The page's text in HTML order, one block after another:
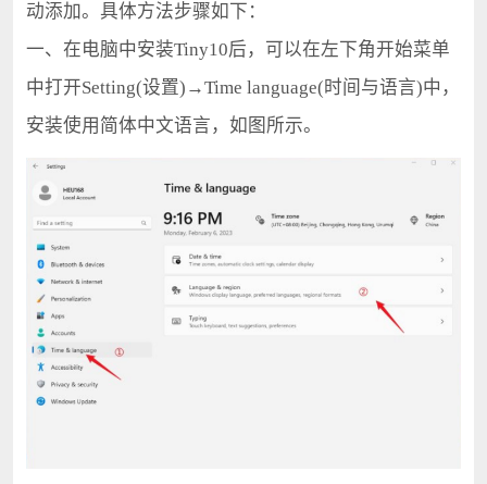
动添加。具体方法步骤如下：
一、在电脑中安装Tiny10后，可以在左下角开始菜单
中打开Setting(设置)→Time language(时间与语言)中，
安装使用简体中文语言，如图所示。